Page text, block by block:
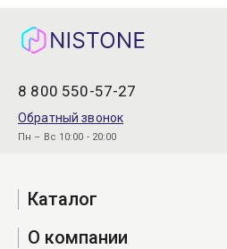
8 800 550-57-27
Обратный звонок
Пн – Вс 10:00 - 20:00
Каталог
О компании